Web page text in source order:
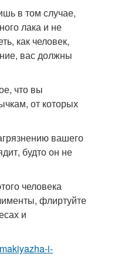
в том случае,
лака и не
как человек,
вас должны
что вы
от которых
вашего
будто он не
человека
флиртуйте
и
i-